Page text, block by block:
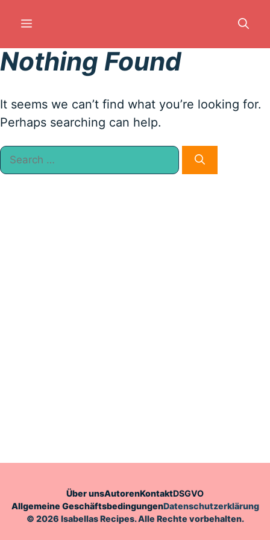
MENU
Nothing Found
It seems we can’t find what you’re looking for.
Perhaps searching can help.
Search
for:
Über unsAutorenKontaktDSGVO
Allgemeine GeschäftsbedingungenDatenschutzerklärung
© 2026 Isabellas Recipes. Alle Rechte vorbehalten.